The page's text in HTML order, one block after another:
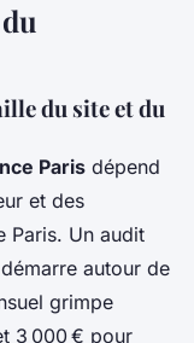
du site et du
Paris dépend
et des
Paris. Un audit
autour de
grimpe
3 000 € pour